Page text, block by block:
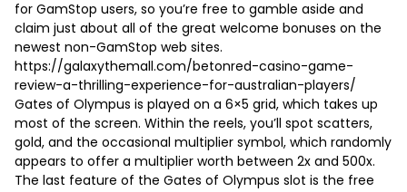
for GamStop users, so you’re free to gamble aside and
claim just about all of the great welcome bonuses on the
newest non-GamStop web sites.
https://galaxythemall.com/betonred-casino-game-
review-a-thrilling-experience-for-australian-players/
Gates of Olympus is played on a 6×5 grid, which takes up
most of the screen. Within the reels, you’ll spot scatters,
gold, and the occasional multiplier symbol, which randomly
appears to offer a multiplier worth between 2x and 500x.
The last feature of the Gates of Olympus slot is the free